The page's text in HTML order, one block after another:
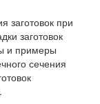
заготовок при
заготовок
и примеры
сечения